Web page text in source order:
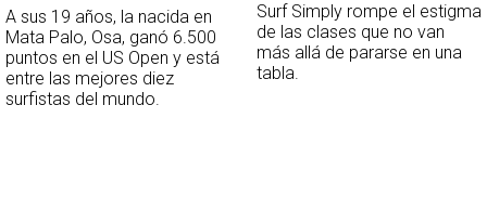
A sus 19 años, la nacida en
Mata Palo, Osa, ganó 6.500
puntos en el US Open y está
entre las mejores diez
surfistas del mundo.
Surf Simply rompe el estigma
de las clases que no van
más allá de pararse en una
tabla.